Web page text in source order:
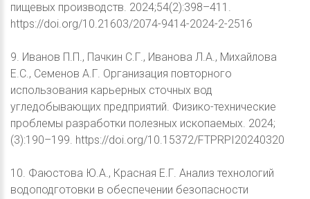
пищевых производств. 2024;54(2):398–411.
https://doi.org/10.21603/2074-9414-2024-2-2516
9. Иванов П.П., Пачкин С.Г., Иванова Л.А., Михайлова
Е.С., Семенов А.Г. Организация повторного
использования карьерных сточных вод
угледобывающих предприятий. Физико-технические
проблемы разработки полезных ископаемых. 2024;
(3):190–199. https://doi.org/10.15372/FTPRPI20240320
10. Фаюстова Ю.А., Красная Е.Г. Анализ технологий
водоподготовки в обеспечении безопасности